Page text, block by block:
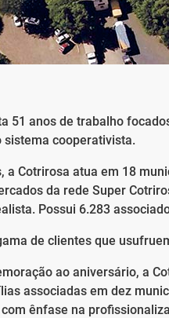
51 anos de trabalho
cooperativista.
a Cotrirosa atua em 18
da rede Super
Possui 6.283
de clientes que
ao aniversário, a
associadas em dez
ênfase na